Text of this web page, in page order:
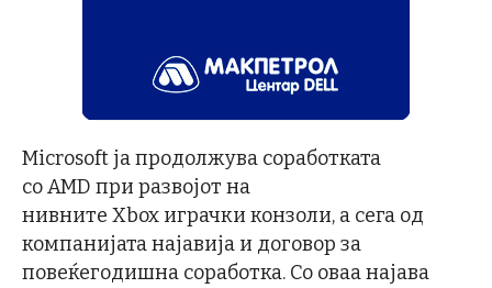
Microsoft ја продолжува соработката
со AMD при развојот на
нивните Xbox играчки конзоли, а сега од
компанијата најавија и договор за
повеќегодишна соработка. Со оваа најава